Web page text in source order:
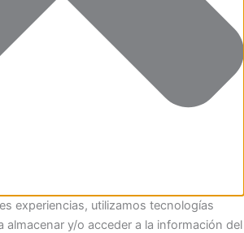
experiencias, utilizamos tecnologías
almacenar y/o acceder a la información del